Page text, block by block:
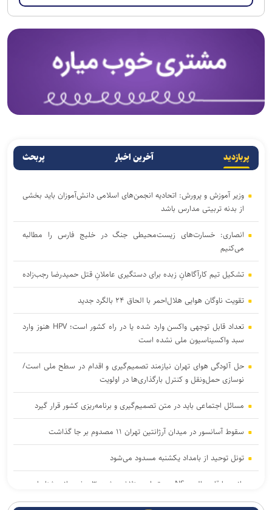
پربازدید آخرین اخبار پربحث
وزیر آموزش و پرورش: اتحادیه انجمن‌های اسلامی دانش‌آموزان باید بخشی
از بدنه تربیتی مدارس باشد
انصاری: خسارت‌های زیست‌محیطی جنگ در خلیج فارس را مطالبه‌
می‌کنیم
تشکیل تیم کارآگاهانِ زبده برای دستگیری عاملانِ قتل حمیدرضا رجب‌زاده
تقویت ناوگان هوایی هلال‌احمر با الحاق ۲۴ بالگرد جدید
تعداد قابل توجهی واکسن وارد شده یا در راه کشور است؛ HPV هنوز وارد
سبد واکسیناسیون ملی نشده است
حل آلودگی هوای تهران نیازمند تصمیم‌گیری و اقدام در سطح ملی است/
نوسازی حمل‌ونقل و کنترل بارگذاری‌ها در اولویت
مسائل اجتماعی باید در متن تصمیم‌گیری و برنامه‌ریزی کشور قرار گیرد
سقوط آسانسور در میدان آرژانتین تهران ۱۱ مصدوم بر جا گذاشت
تونل توحید از بامداد یکشنبه مسدود می‌شود
باند سارقان پالس NS در تهران متلاشی شد؛ ۳ عضو باند شناسایی و